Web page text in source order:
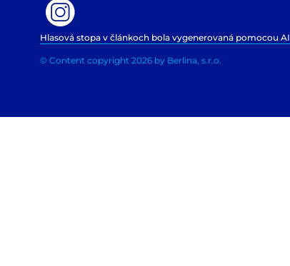
Hlasová stopa v článkoch bola vygenerovaná pomocou AI
© Content copyright 2026 by Berlina, s.r.o.